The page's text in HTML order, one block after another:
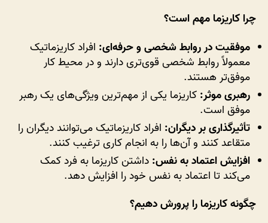
چرا کاریزما مهم است؟
موفقیت در روابط شخصی و حرفه‌ای: افراد کاریزماتیک
معمولاً روابط شخصی قوی‌تری دارند و در محیط کار
موفق‌تر هستند.
رهبری موثر: کاریزما یکی از مهم‌ترین ویژگی‌های یک رهبر
موفق است.
تأثیرگذاری بر دیگران: افراد کاریزماتیک می‌توانند دیگران را
متقاعد کنند و آن‌ها را به انجام کاری ترغیب کنند.
افزایش اعتماد به نفس: داشتن کاریزما به فرد کمک
می‌کند تا اعتماد به نفس خود را افزایش دهد.
چگونه کاریزما را پرورش دهیم؟